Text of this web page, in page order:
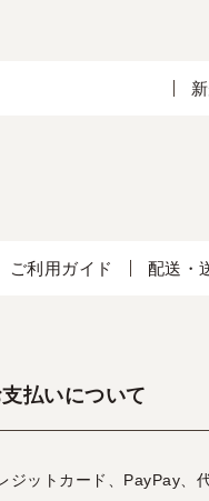
ご利用ガイド 配送・
払いについて
ジットカード、PayPay、代